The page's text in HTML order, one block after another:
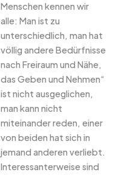
Menschen kennen wir
alle: Man ist zu
unterschiedlich, man hat
völlig andere Bedürfnisse
nach Freiraum und Nähe,
das Geben und Nehmen“
ist nicht ausgeglichen,
man kann nicht
miteinander reden, einer
von beiden hat sich in
jemand anderen verliebt.
Interessanterweise sind